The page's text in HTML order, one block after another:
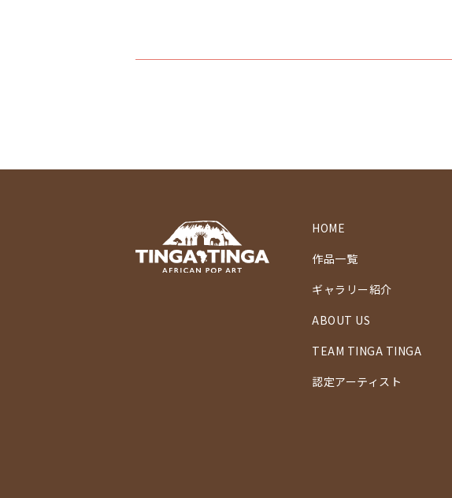
HOME
作品一覧
ギャラリー紹介
ABOUT US
TEAM TINGA TINGA
認定アーティスト